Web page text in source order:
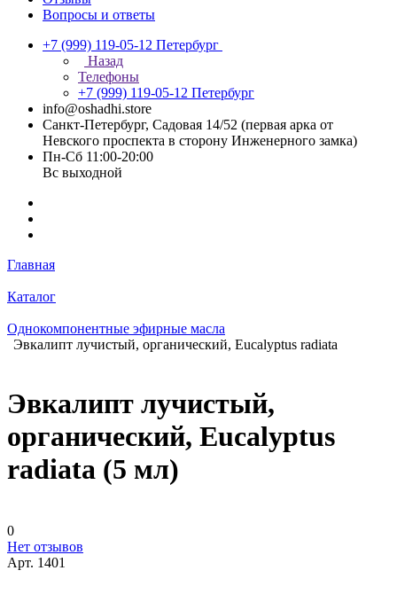
Вопросы и ответы
+7 (999) 119-05-12 Петербург
Назад
Телефоны
+7 (999) 119-05-12 Петербург
info@oshadhi.store
Санкт-Петербург, Садовая 14/52 (первая арка от
Невского проспекта в сторону Инженерного замка)
Пн-Сб 11:00-20:00
Вс выходной
Главная
Каталог
Однокомпонентные эфирные масла
Эвкалипт лучистый, органический, Eucalyptus radiata
Эвкалипт лучистый,
органический, Eucalyptus
radiata (5 мл)
0
Нет отзывов
Арт. 1401